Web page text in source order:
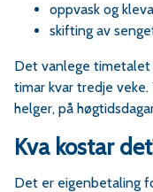
oppvask og
skifting av
Det vanlege timetalet
timar kvar tredje
helger, på
Kva kostar
Det er eigenbetaling